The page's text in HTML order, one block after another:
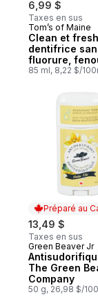
6,99 $
Taxes en sus
Tom’s of Maine
Clean et fresh
dentifrice
fluorure,
85 ml, 8,22 $/
Préparé au
13,49 $
Taxes en sus
Préparé au
Green Beaver Jr
The Green
Company
50 g, 26,98 $/